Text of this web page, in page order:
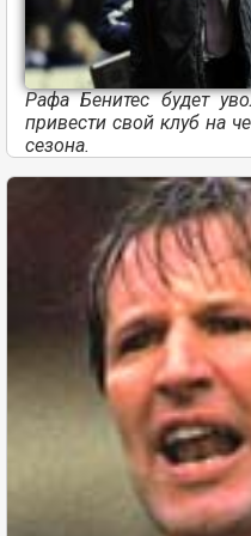
Рафа Бенитес будет
привести свой клуб на
сезона.